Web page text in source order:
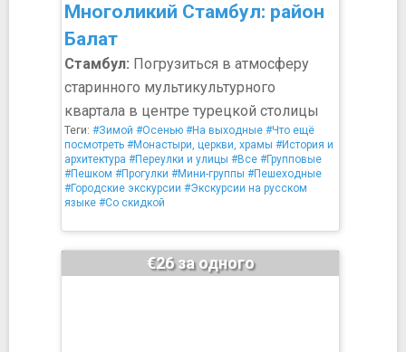
Многоликий Стамбул: район
Балат
Стамбул: Погрузиться в атмосферу
старинного мультикультурного
квартала в центре турецкой столицы
Теги: #Зимой #Осенью #На выходные #Что ещё
посмотреть #Монастыри, церкви, храмы #История и
архитектура #Переулки и улицы #Все #Групповые
#Пешком #Прогулки #Мини-группы #Пешеходные
#Городские экскурсии #Экскурсии на русском
языке #Со скидкой
€26 за одного